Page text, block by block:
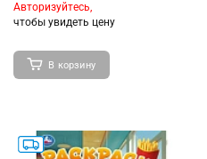
Авторизуйтесь,
чтобы увидеть цену
В корзину